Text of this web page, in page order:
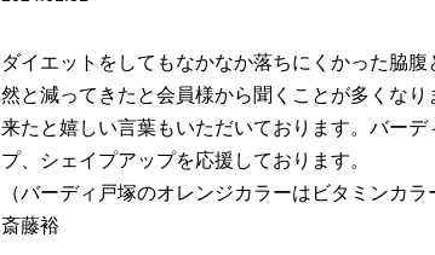
ダイエットをしてもなかなか落ちにくかった脇
然と減ってきたと会員様から聞くことが多くな
来たと嬉しい言葉もいただいております。バー
プ、シェイプアップを応援しております。
（バーディ戸塚のオレンジカラーはビタミンカ
斎藤裕